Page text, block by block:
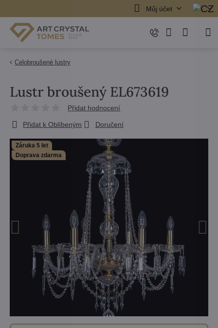
Můj účet
Celobroušené lustry
Záruka 5 let
Doprava zdarma
Lustr broušený EL673619
Přidat hodnocení
Přidat k Oblíbeným Doručení